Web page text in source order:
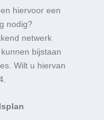
hiervoor een
nodig?
netwerk
bijstaan
Wilt u hiervan